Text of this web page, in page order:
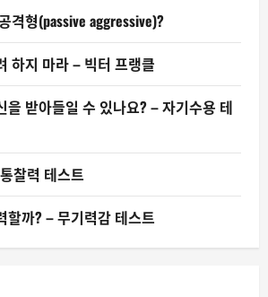
격형(passive aggressive)?
하지 마라 – 빅터 프랭클
을 받아들일 수 있나요? – 자기수용 테
찰력 테스트
할까? – 무기력감 테스트